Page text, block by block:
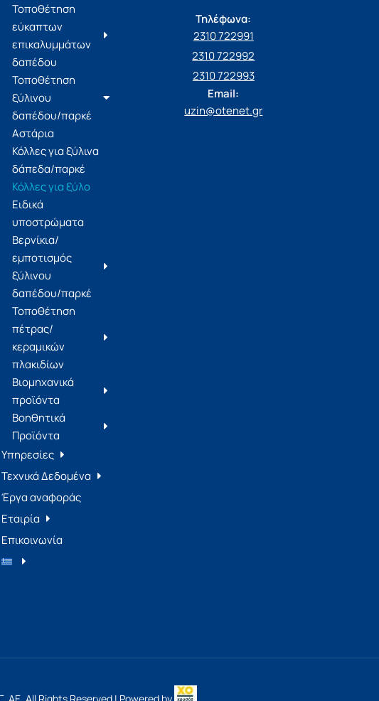
Τοποθέτηση
εύκαπτων
επικαλυμμάτων
δαπέδου
Τοποθέτηση
ξύλινου
δαπέδου/παρκέ
Αστάρια
Κόλλες για ξύλινα
δάπεδα/παρκέ
Κόλλες για ξύλο
Ειδικά
υποστρώματα
Βερνίκια/
εμποτισμός
ξύλινου
δαπέδου/παρκέ
Τοποθέτηση
πέτρας/
κεραμικών
πλακιδίων
Βιομηχανικά
προϊόντα
Βοηθητικά
Προϊόντα
Υπηρεσίες
Τεχνικά Δεδομένα
Έργα αναφοράς
Εταιρία
Επικοινωνία
Τηλέφωνα:
2310 722991
2310 722992
2310 722993
Email:
uzin@otenet.gr